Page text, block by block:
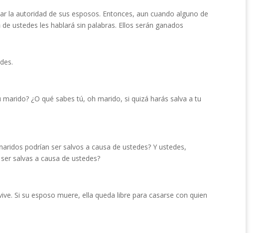
la autoridad de sus esposos. Entonces, aun cuando alguno de
ustedes les hablará sin palabras. Ellos serán ganados
¿O qué sabes tú, oh marido, si quizá harás salva a tu
podrían ser salvos a causa de ustedes? Y ustedes,
salvas a causa de ustedes?
Si su esposo muere, ella queda libre para casarse con quien